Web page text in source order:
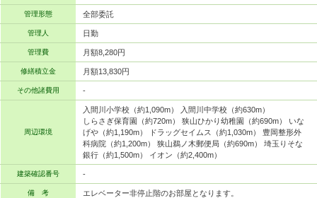
管理形態 全部委託
管理人 日勤
管理費 月額8,280円
修繕積立金 月額13,830円
その他諸費用 -
周辺環境
入間川小学校（約1,090m） 入間川中学校（約630m）
しらさぎ保育園（約720m） 狭山ひかり幼稚園（約690m） いな
げや（約1,190m） ドラッグセイムス（約1,030m） 豊岡整形外
科病院（約1,200m） 狭山鵜ノ木郵便局（約690m） 埼玉りそな
銀行（約1,500m） イオン（約2,400m）
建築確認番号 -
備 考 エレベーター非停止階のお部屋となります。